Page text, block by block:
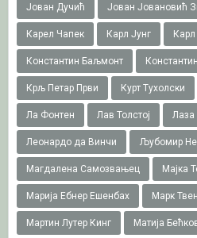
Јован Дучић Јован Јовановић
Карел Чапек Карл Јунг
Константин Баљмонт
Крљ Петар Први Курт Тухолски
Ла Фонтен Лав Толстој Лаза
Леонардо да Винчи Љубомир
Магдалена Самозвањец Мајка
Марија Ебнер Ешенбах Марк Твен
Мартин Лутер Кинг Матија